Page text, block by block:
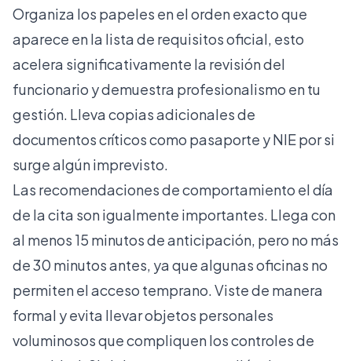
Organiza los papeles en el orden exacto que
aparece en la lista de requisitos oficial, esto
acelera significativamente la revisión del
funcionario y demuestra profesionalismo en tu
gestión. Lleva copias adicionales de
documentos críticos como pasaporte y NIE por si
surge algún imprevisto.
Las recomendaciones de comportamiento el día
de la cita son igualmente importantes. Llega con
al menos 15 minutos de anticipación, pero no más
de 30 minutos antes, ya que algunas oficinas no
permiten el acceso temprano. Viste de manera
formal y evita llevar objetos personales
voluminosos que compliquen los controles de